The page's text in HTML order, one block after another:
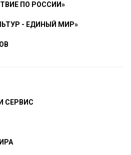
ПО РОССИИ»
- ЕДИНЫЙ МИР»
СЕРВИС